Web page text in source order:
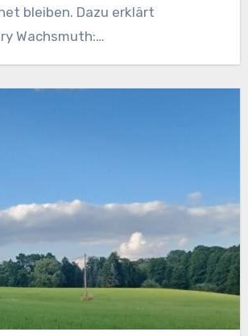
bleiben. Dazu erklärt
Wachsmuth:…